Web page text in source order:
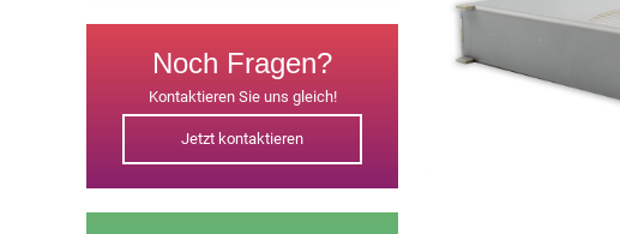
Noch Fragen?
Kontaktieren Sie uns gleich!
Jetzt kontaktieren